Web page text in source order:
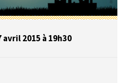
avril 2015 à 19h30